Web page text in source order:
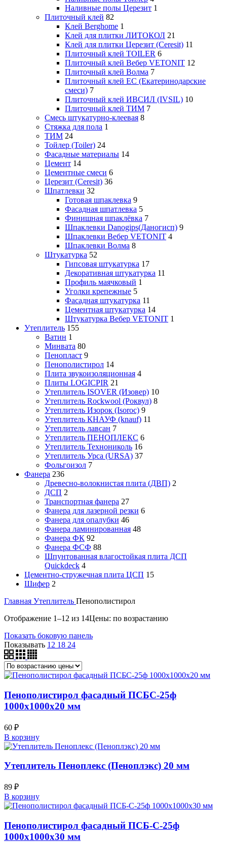
Наливные полы Церезит 1
Плиточный клей 82
Клей Berghome 1
Клей для плитки ЛИТОКОЛ 21
Клей для плитки Церезит (Ceresit) 11
Плиточный клей TOILER 6
Плиточный клей Вебер VETONIT 12
Плиточный клей Волма 7
Плиточный клей ЕС (Екатеринодарские
смеси) 7
Плиточный клей ИВСИЛ (IVSIL) 10
Плиточный клей ТИМ 7
Смесь штукатурно-клеевая 8
Стяжка для пола 1
ТИМ 24
Тойлер (Toiler) 24
Фасадные материалы 14
Цемент 14
Цементные смеси 6
Церезит (Ceresit) 36
Шпатлевки 32
Готовая шпаклевка 9
Фасадная шпатлевка 5
Финишная шпаклёвка 7
Шпаклевки Danogips(Даногисп) 9
Шпаклевки Вебер VETONIT 4
Шпаклевки Волма 8
Штукатурка 52
Гипсовая штукатурка 17
Декоративная штукатурка 11
Профиль маячковый 1
Уголки крепежные 5
Фасадная штукатурка 11
Цементная штукатурка 14
Штукатурка Вебер VETONIT 1
Утеплитель 155
Ватин 1
Минвата 80
Пенопласт 9
Пенополистирол 14
Плита звукоизоляционная 4
Плиты LOGICPIR 21
Утеплитель ISOVER (Изовер) 10
Утеплитель Rockwool (Роквул) 8
Утеплитель Изорок (Isoroc) 9
Утеплитель КНАУФ (knauf) 11
Утеплитель лавсан 7
Утеплитель ПЕНОПЛЕКС 6
Утеплитель Технониколь 16
Утеплитель Урса (URSA) 37
Фольгоизол 7
Фанера 236
Древесно-волокнистая плита (ДВП) 2
ДСП 2
Транспортная фанера 27
Фанера для лазерной резки 6
Фанера для опалубки 46
Фанера ламинированная 48
Фанера ФК 92
Фанера ФСФ 88
Шпунтованная влагостойкая плита ДСП
Quickdeck 4
Цементно-стружечная плита ЦСП 15
Шифер 2
Главная Утеплитель Пенополистирол
Отображение 1–12 из 14Цены: по возрастанию
Показать боковую панель
Показывать 12 18 24
Пенополистирол фасадный ПСБС-25ф
1000х1000х20 мм
60 ₽
В корзину
Утеплитель Пеноплекс (Пеноплэкс) 20 мм
89 ₽
В корзину
Пенополистирол фасадный ПСБ-С-25ф
1000х1000х30 мм